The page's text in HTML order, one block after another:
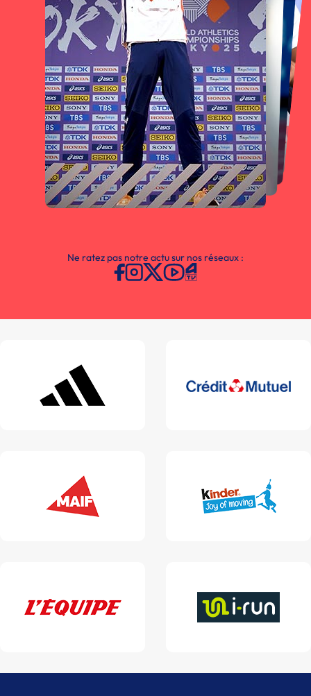
Ne ratez pas notre actu sur nos réseaux :